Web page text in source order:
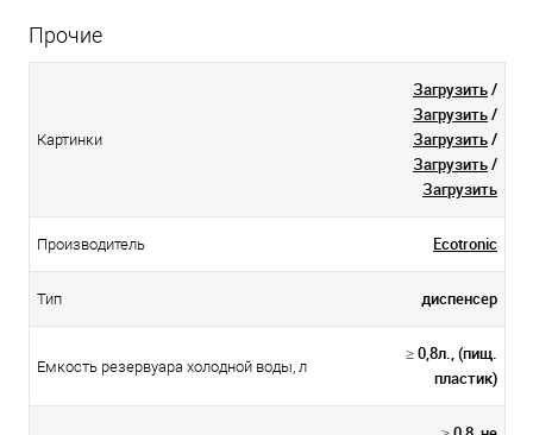
Прочие
Картинки
Загрузить/
Загрузить/
Загрузить/
Загрузить/
Загрузить
Производитель Ecotronic
Тип диспенсер
Емкость резервуара холодной воды, л
≥ 0,8л., (пищ.
пластик)